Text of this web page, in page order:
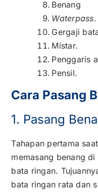
Benang
Waterpass.
Gergaji
Mistar.
Penggaris
Pensil.
Cara Pasang
1. Pasang
Tahapan pertama
memasang benang
bata ringan.
bata ringan rata dan